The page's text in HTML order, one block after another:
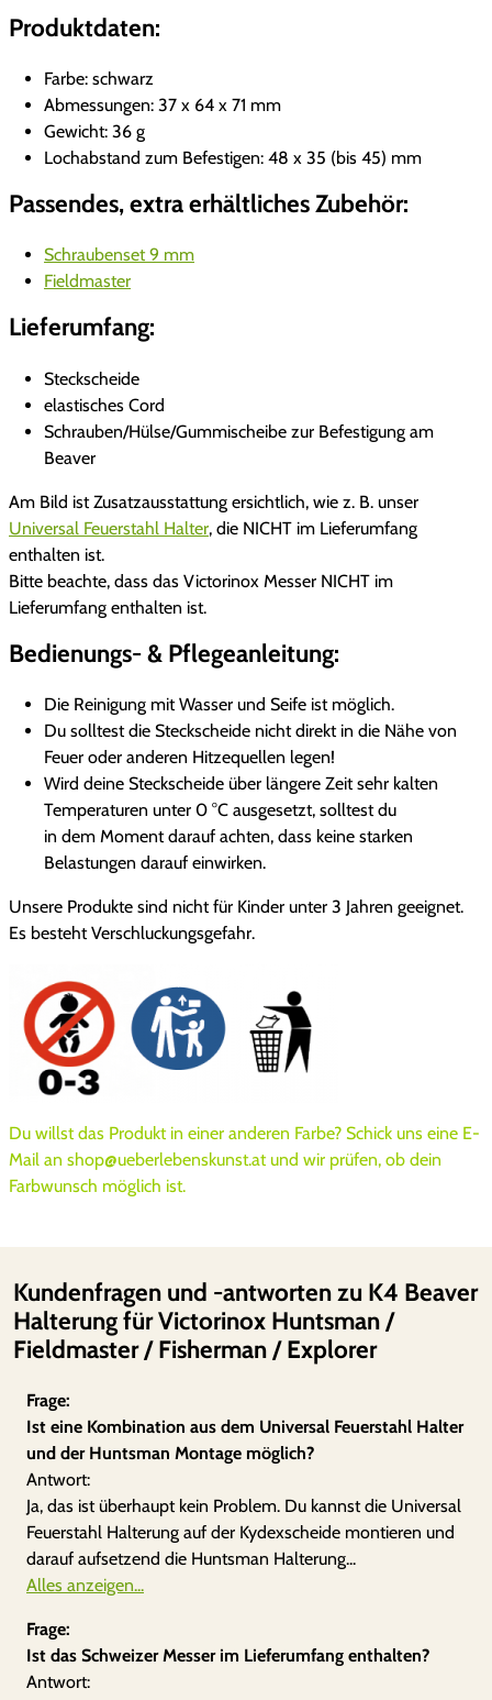
m
a
F
r
l
o
r
Produktdaten:
Farbe: schwarz
Abmessungen: 37 x 64 x 71 mm
Gewicht: 36 g
Lochabstand zum Befestigen: 48 x 35 (bis 45) mm
Passendes, extra erhältliches Zubehör:
Schraubenset 9 mm
Fieldmaster
Lieferumfang:
Steckscheide
elastisches Cord
Schrauben/Hülse/Gummischeibe zur Befestigung am
Beaver
Am Bild ist Zusatzausstattung ersichtlich, wie z. B. unser
Universal Feuerstahl Halter, die NICHT im Lieferumfang
enthalten ist.
Bitte beachte, dass das Victorinox Messer NICHT im
Lieferumfang enthalten ist.
Bedienungs- & Pflegeanleitung:
Die Reinigung mit Wasser und Seife ist möglich.
Du solltest die Steckscheide nicht direkt in die Nähe von
Feuer oder anderen Hitzequellen legen!
Wird deine Steckscheide über längere Zeit sehr kalten
Temperaturen unter 0 °C ausgesetzt, solltest du
in dem Moment darauf achten, dass keine starken
Belastungen darauf einwirken.
Unsere Produkte sind nicht für Kinder unter 3 Jahren geeignet.
Es besteht Verschluckungsgefahr.
Du willst das Produkt in einer anderen Farbe? Schick uns eine E-
Mail an shop@ueberlebenskunst.at und wir prüfen, ob dein
Farbwunsch möglich ist.
Kundenfragen und -antworten zu K4 Beaver
Halterung für Victorinox Huntsman /
Fieldmaster / Fisherman / Explorer
Frage:
Ist eine Kombination aus dem Universal Feuerstahl Halter
und der Huntsman Montage möglich?
Antwort:
Ja, das ist überhaupt kein Problem. Du kannst die Universal
Feuerstahl Halterung auf der Kydexscheide montieren und
darauf aufsetzend die Huntsman Halterung...
Alles anzeigen...
Frage:
Ist das Schweizer Messer im Lieferumfang enthalten?
Antwort: